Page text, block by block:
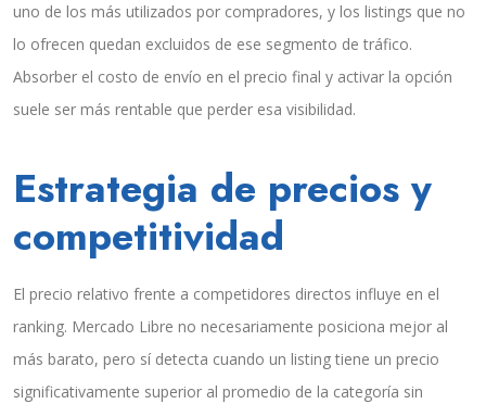
uno de los más utilizados por compradores, y los listings que no
lo ofrecen quedan excluidos de ese segmento de tráfico.
Absorber el costo de envío en el precio final y activar la opción
suele ser más rentable que perder esa visibilidad.
Estrategia de precios y
competitividad
El precio relativo frente a competidores directos influye en el
ranking. Mercado Libre no necesariamente posiciona mejor al
más barato, pero sí detecta cuando un listing tiene un precio
significativamente superior al promedio de la categoría sin